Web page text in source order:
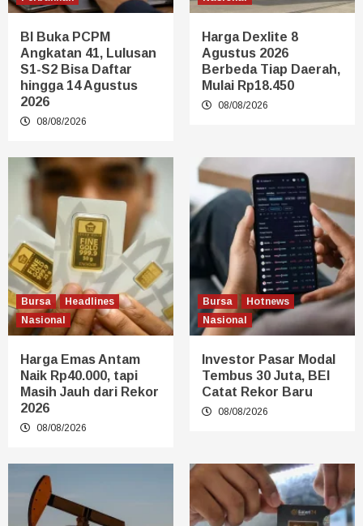
BI Buka PCPM
Angkatan 41, Lulusan
S1-S2 Bisa Daftar
hingga 14 Agustus
2026
08/08/2026
Harga Dexlite 8
Agustus 2026
Berbeda Tiap Daerah,
Mulai Rp18.450
08/08/2026
Bursa
Headlines
Nasional
Harga Emas Antam
Naik Rp40.000, tapi
Masih Jauh dari Rekor
2026
08/08/2026
Bursa
Hotnews
Nasional
Investor Pasar Modal
Tembus 30 Juta, BEI
Catat Rekor Baru
08/08/2026